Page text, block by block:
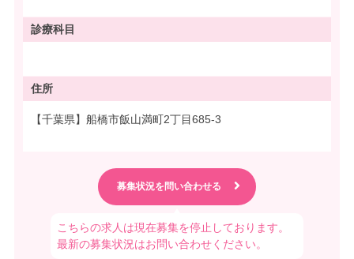
診療科目
住所
【千葉県】船橋市飯山満町2丁目685-3
こちらの求人は現在募集を停止しております。
最新の募集状況はお問い合わせください。